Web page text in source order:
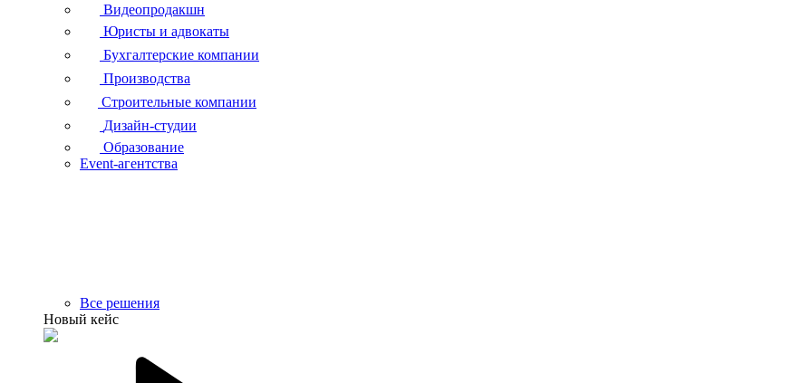
Видеопродакшн
Юристы и адвокаты
Бухгалтерские компании
Производства
Строительные компании
Дизайн-студии
Образование
Event-агентства
Все решения
Новый кейс